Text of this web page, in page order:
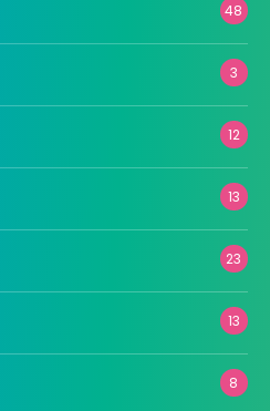
48
3
12
13
23
13
8